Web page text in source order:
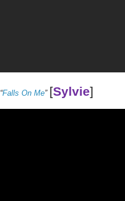
“Falls On Me” [Sylvie]